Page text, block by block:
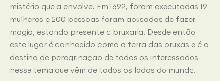
mistério que a envolve. Em 1692, foram executadas 19
mulheres e 200 pessoas foram acusadas de fazer
magia, estando presente a bruxaria. Desde então
este lugar é conhecido como a terra das bruxas e é o
destino de peregrinação de todos os interessados
nesse tema que vêm de todos os lados do mundo.